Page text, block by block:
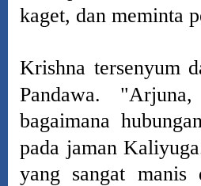
kaget, dan meminta
Krishna tersenyum
Pandawa.
bagaimana
pada jaman
yang sangat manis